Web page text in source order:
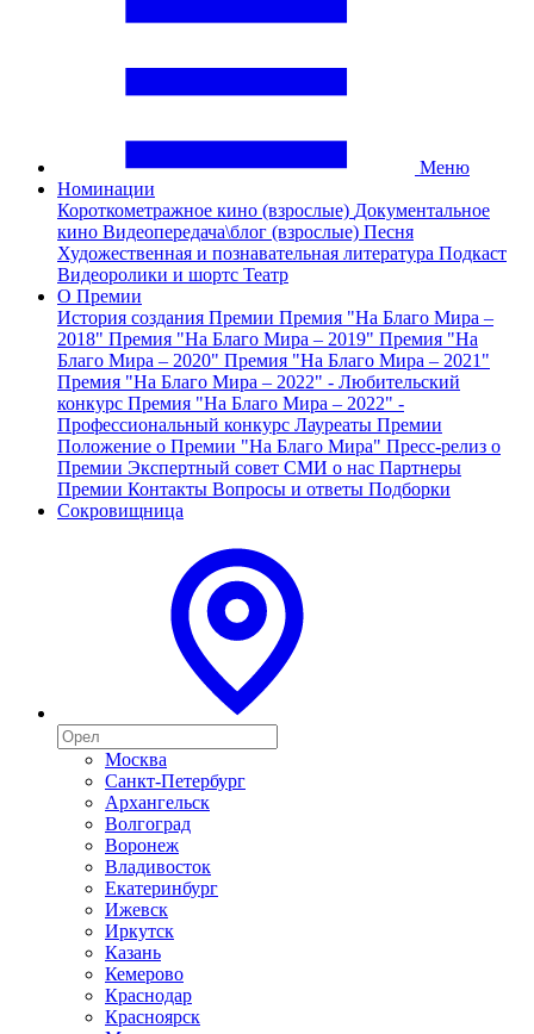
Меню
Номинации
Короткометражное кино (взрослые) Документальное
кино Видеопередача\блог (взрослые) Песня
Художественная и познавательная литература Подкаст
Видеоролики и шортс Театр
О Премии
История создания Премии Премия "На Благо Мира –
2018" Премия "На Благо Мира – 2019" Премия "На
Благо Мира – 2020" Премия "На Благо Мира – 2021"
Премия "На Благо Мира – 2022" - Любительский
конкурс Премия "На Благо Мира – 2022" -
Профессиональный конкурс Лауреаты Премии
Положение о Премии "На Благо Мира" Пресс-релиз о
Премии Экспертный совет СМИ о нас Партнеры
Премии Контакты Вопросы и ответы Подборки
Сокровищница
Москва
Санкт-Петербург
Архангельск
Волгоград
Воронеж
Владивосток
Екатеринбург
Ижевск
Иркутск
Казань
Кемерово
Краснодар
Красноярск